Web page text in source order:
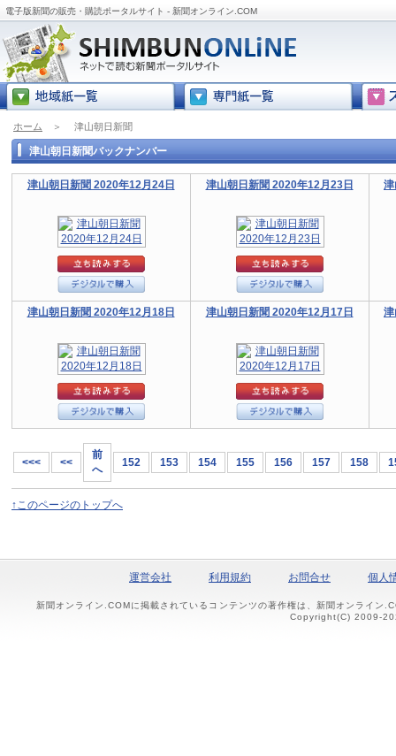
電子版新聞の販売・購読ポータルサイト - 新聞オンライン.COM
ホーム ＞ 津山朝日新聞
津山朝日新聞バックナンバー
津山朝日新聞 2020年12月24日 津山朝日新聞 2020年12月23日
津山朝日新聞 2020年12月18日 津山朝日新聞 2020年12月17日
<<< <<
前
へ
152 153 154 155 156 157 158
↑このページのトップへ
運営会社 利用規約 お問合せ 個人
新聞オンライン.COMに掲載されているコンテンツの著作権は、新聞オンライン
Copyright(C) 2009-